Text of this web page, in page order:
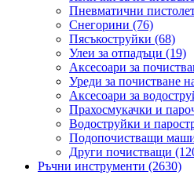
Пневматични
Снегорини (76)
Пясъкоструйки (68)
Улеи за отпадъци (19)
Аксесоари за
Уреди за почистване
Аксесоари за
Прахосмукачки и
Водоструйки и
Подопочистващи
Други почистващи
Ръчни инструменти (2630)